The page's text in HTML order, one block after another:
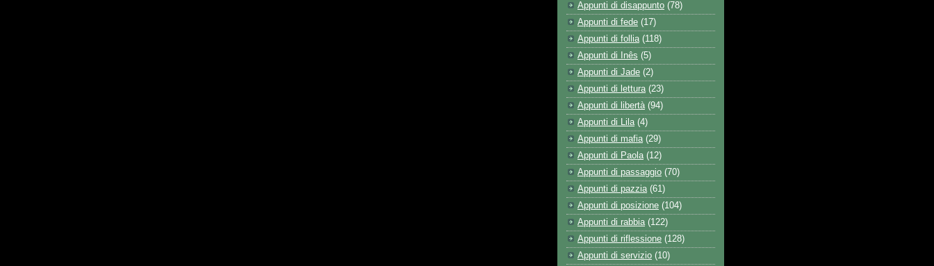
Appunti di disappunto (78)
Appunti di fede (17)
Appunti di follia (118)
Appunti di Inês (5)
Appunti di Jade (2)
Appunti di lettura (23)
Appunti di libertà (94)
Appunti di Lila (4)
Appunti di mafia (29)
Appunti di Paola (12)
Appunti di passaggio (70)
Appunti di pazzia (61)
Appunti di posizione (104)
Appunti di rabbia (122)
Appunti di riflessione (128)
Appunti di servizio (10)